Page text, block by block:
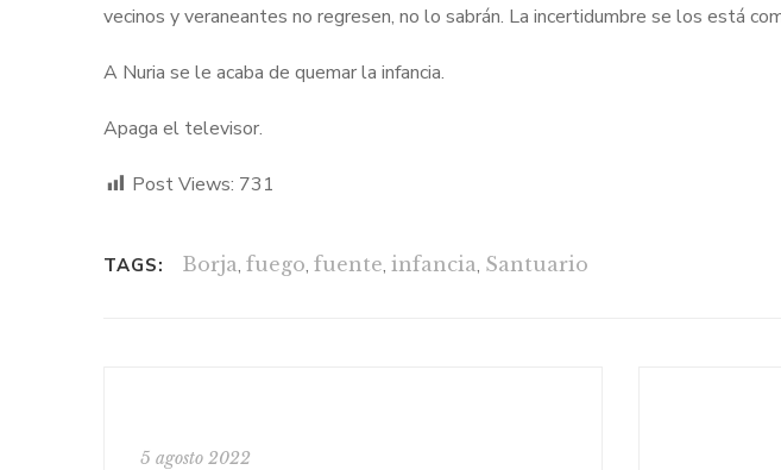
vecinos y veraneantes no regresen, no lo sabrán. La incertidumbre se los está
A Nuria se le acaba de quemar la infancia.
Apaga el televisor.
Post Views: 731
TAGS: Borja, fuego, fuente, infancia, Santuario
5 agosto 2022